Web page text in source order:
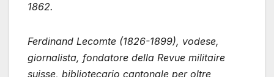
1862.
Ferdinand Lecomte (1826-1899), vodese,
giornalista, fondatore della Revue militaire
suisse, bibliotecario cantonale per oltre